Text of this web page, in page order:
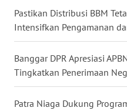
Pastikan Distribusi BBM
Intensifkan Pengamanan
Banggar DPR Apresiasi
Tingkatkan Penerimaan
Patra Niaga Dukung
BENGKULU
WN